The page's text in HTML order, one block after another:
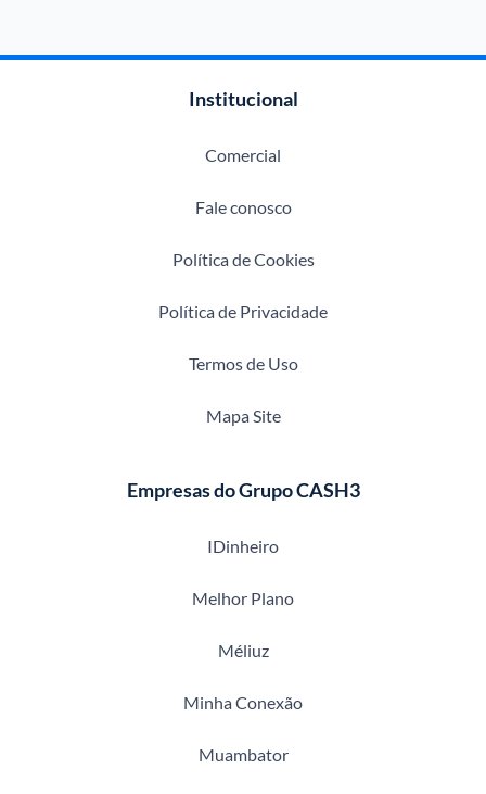
Institucional
Comercial
Fale conosco
Política de Cookies
Política de Privacidade
Termos de Uso
Mapa Site
Empresas do Grupo CASH3
IDinheiro
Melhor Plano
Méliuz
Minha Conexão
Muambator